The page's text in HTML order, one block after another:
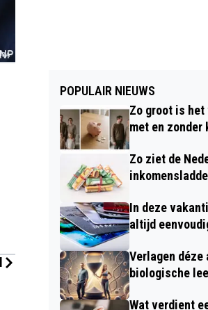
POPULAIR NIEUWS
Zo groot is
met en zonder
Zo ziet de
In deze
altijd
Verlagen déze
biologische
Wat verdient